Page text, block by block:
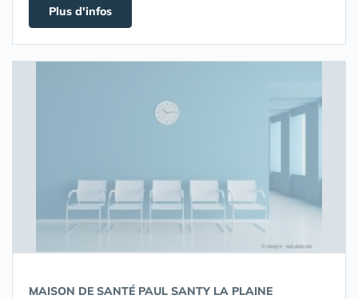
Plus d'infos
MAISON DE SANTÉ PAUL SANTY LA PLAINE